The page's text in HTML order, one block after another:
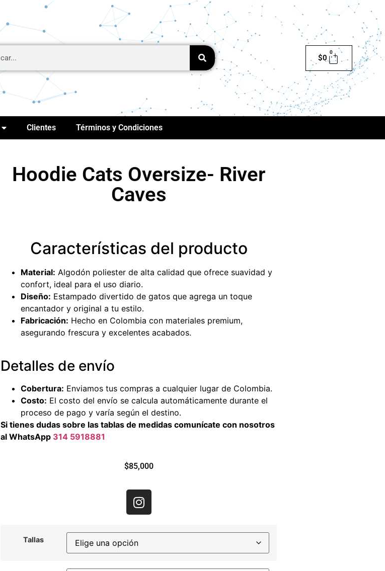
$0
0
Clientes Términos y Condiciones
Hoodie Cats Oversize- River
Caves
Características del producto
Material: Algodón poliester de alta calidad que ofrece suavidad y
confort, ideal para el uso diario.
Diseño: Estampado divertido de gatos que agrega un toque
encantador y original a tu estilo.
Fabricación: Hecho en Colombia con materiales premium,
asegurando frescura y excelentes acabados.
Detalles de envío
Cobertura: Enviamos tus compras a cualquier lugar de Colombia.
Costo: El costo del envío se calcula automáticamente durante el
proceso de pago y varía según el destino.
Si tienes dudas sobre las tablas de medidas comunícate con nosotros
al WhatsApp 314 5918881
$85,000
Tallas